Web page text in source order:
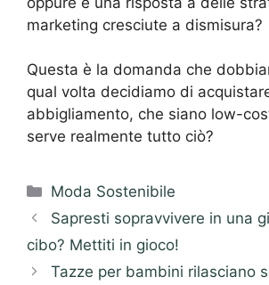
marketing cresciute a dismisura?
Questa è la domanda che
qual volta decidiamo di
abbigliamento, che siano low-
serve realmente tutto ciò?
Categorie
Moda Sostenibile
Sapresti sopravvivere in una
cibo? Mettiti in gioco!
Tazze per bambini rilasciano